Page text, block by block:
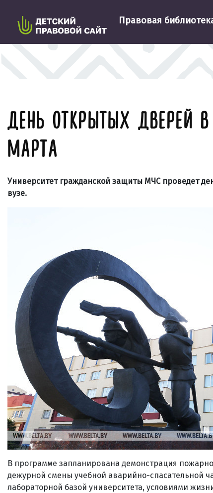
Правовая
ДЕНЬ ОТКРЫТЫХ ДВЕРЕЙ
МАРТА
Университет гражданской защиты МЧС проведет
вузе.
В программе запланирована демонстрация
дежурной смены учебной аварийно-спасательной
лабораторной базой университета, условиями